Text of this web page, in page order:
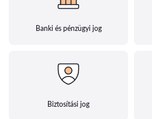
Banki és pénzügyi jog
Biztosítási jog